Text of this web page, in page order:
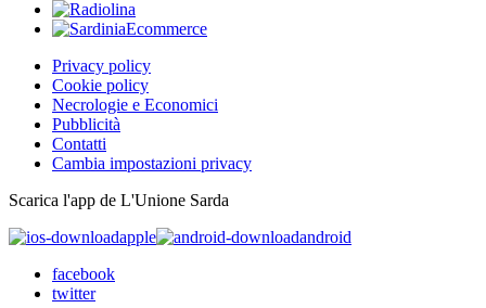
Privacy policy
Cookie policy
Necrologie e Economici
Pubblicità
Contatti
Cambia impostazioni privacy
Scarica l'app de L'Unione Sarda
apple
android
facebook
twitter